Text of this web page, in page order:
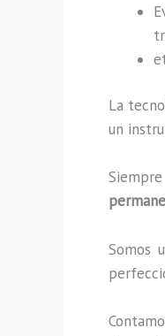
La
un
Somos